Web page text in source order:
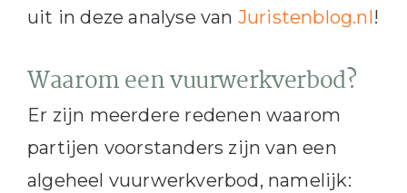
uit in deze analyse van Juristenblog.nl!
Waarom een vuurwerkverbod?
Er zijn meerdere redenen waarom
partijen voorstanders zijn van een
algeheel vuurwerkverbod, namelijk: